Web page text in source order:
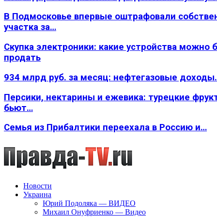
В Подмосковье впервые оштрафовали
участка за…
Скупка электроники: какие устройства можно
продать
934 млрд руб. за месяц: нефтегазовые
Персики, нектарины и ежевика: турецкие
бьют…
Семья из Прибалтики переехала в Россию и…
Новости
Украина
Юрий Подоляка — ВИДЕО
Михаил Онуфриенко — Видео